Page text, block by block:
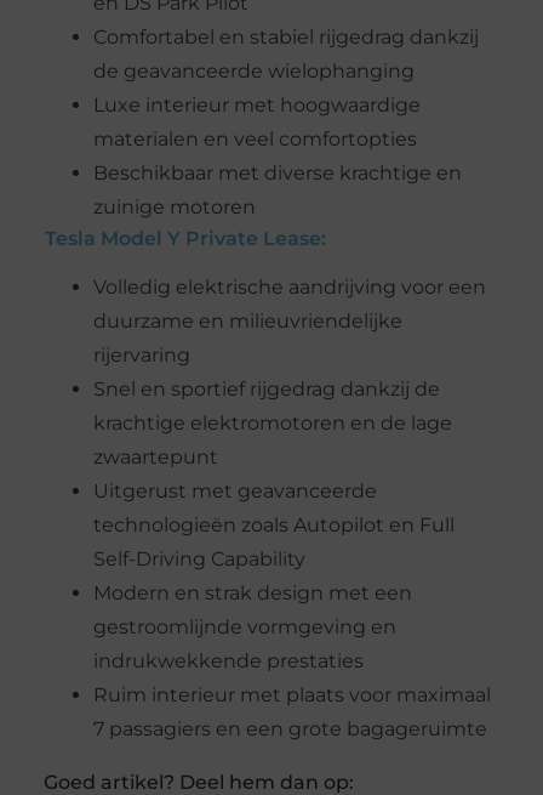
Comfortabel en stabiel rijgedrag dankzij
de geavanceerde wielophanging
Luxe interieur met hoogwaardige
materialen en veel comfortopties
Beschikbaar met diverse krachtige en
zuinige motoren
Tesla Model Y Private Lease:
Volledig elektrische aandrijving voor een
duurzame en milieuvriendelijke
rijervaring
Snel en sportief rijgedrag dankzij de
krachtige elektromotoren en de lage
zwaartepunt
Uitgerust met geavanceerde
technologieën zoals Autopilot en Full
Self-Driving Capability
Modern en strak design met een
gestroomlijnde vormgeving en
indrukwekkende prestaties
Ruim interieur met plaats voor maximaal
7 passagiers en een grote bagageruimte
Goed artikel? Deel hem dan op: